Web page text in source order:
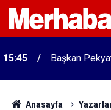
15:45 Başkan
Anasayfa